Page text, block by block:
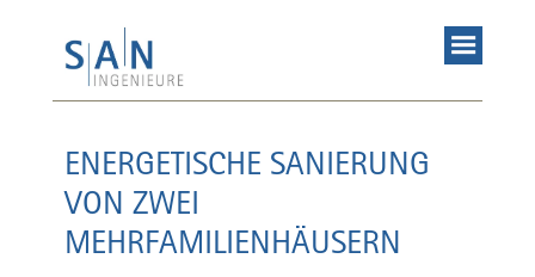
ENERGETISCHE SANIERUNG
VON ZWEI
MEHRFAMILIENHÄUSERN